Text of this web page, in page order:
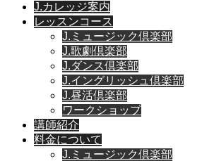
J.カレッジ案内
レッスンコース
J.ミュージック倶楽部
J.歌劇倶楽部
J.ダンス倶楽部
J.イングリッシュ倶楽部
J.昼活倶楽部
ワークショップ
講師紹介
料金について
J.ミュージック倶楽部